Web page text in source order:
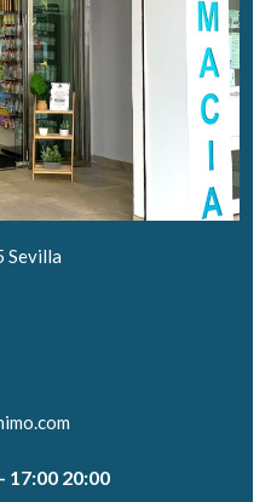
Sevilla
17:00 20:00